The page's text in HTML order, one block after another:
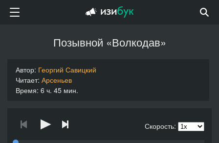
Позывной «Волкодав»
Автор: Георгий Савицкий
Читает: Арсеньев
Время: 6 ч. 45 мин.
Скорость: